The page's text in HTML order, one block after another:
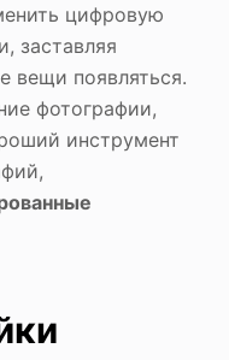
цифровую
заставляя
вещи появляться.
фотографии,
инструмент